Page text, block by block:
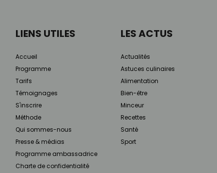
LIENS UTILES
Accueil
Programme
Tarifs
Témoignages
S'inscrire
Méthode
Qui sommes-nous
Presse & médias
Programme ambassadrice
Charte de confidentialité
LES ACTUS
Actualités
Astuces culinaires
Alimentation
Bien-être
Minceur
Recettes
Santé
Sport